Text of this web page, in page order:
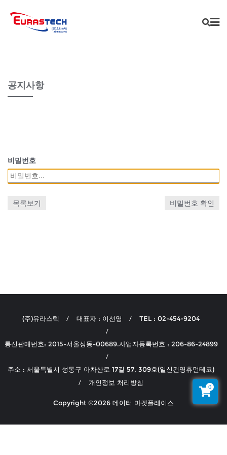
공지사항
비밀번호
목록보기 비밀번호 확인
(주)유라스텍 대표자 : 이선영 TEL : 02-454-9204
통신판매번호: 2015-서울성동-00689.사업자등록번호 : 206-86-24899
주소 : 서울특별시 성동구 아차산로 17길 57, 309호(일신건영휴먼테코)
개인정보 처리방침
Copyright ©2026 데이터 마켓플레이스
0